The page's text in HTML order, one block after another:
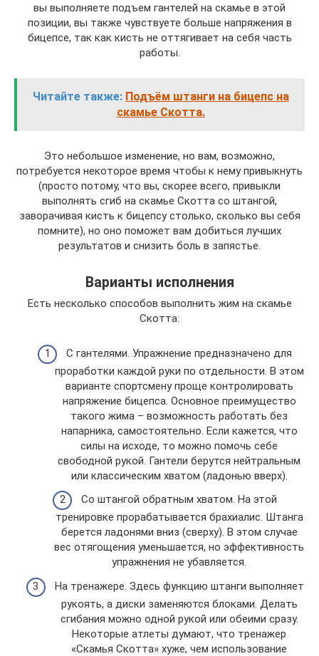
вы выполняете подъем гантелей на скамье в этой
позиции, вы также чувствуете больше напряжения в
бицепсе, так как кисть не оттягивает на себя часть
работы.
Читайте также: Подъём штанги на бицепс на
скамье Скотта.
Это небольшое изменение, но вам, возможно,
потребуется некоторое время чтобы к нему привыкнуть
(просто потому, что вы, скорее всего, привыкли
выполнять сгиб на скамье Скотта со штангой,
заворачивая кисть к бицепсу столько, сколько вы себя
помните), но оно поможет вам добиться лучших
результатов и снизить боль в запястье.
Варианты исполнения
Есть несколько способов выполнить жим на скамье
Скотта:
С гантелями. Упражнение предназначено для
проработки каждой руки по отдельности. В этом
варианте спортсмену проще контролировать
напряжение бицепса. Основное преимущество
такого жима – возможность работать без
напарника, самостоятельно. Если кажется, что
силы на исходе, то можно помочь себе
свободной рукой. Гантели берутся нейтральным
или классическим хватом (ладонью вверх).
Со штангой обратным хватом. На этой
тренировке прорабатывается брахиалис. Штанга
берется ладонями вниз (сверху). В этом случае
вес отягощения уменьшается, но эффективность
упражнения не убавляется.
На тренажере. Здесь функцию штанги выполняет
рукоять, а диски заменяются блоками. Делать
сгибания можно одной рукой или обеими сразу.
Некоторые атлеты думают, что тренажер
«Скамья Скотта» хуже, чем использование